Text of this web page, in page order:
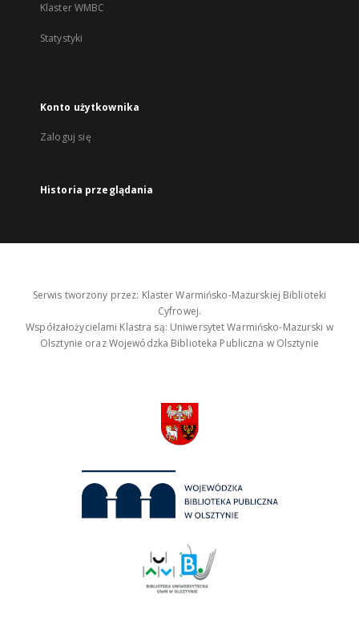
Klaster WMBC
Statystyki
Konto użytkownika
Zaloguj się
Historia przeglądania
Serwis tworzony przez: Klaster Warmińsko-Mazurskiej Biblioteki
Cyfrowej.
Współzałożycielami Klastra są: Uniwersytet Warmińsko-Mazurski w
Olsztynie oraz Wojewódzka Biblioteka Publiczna w Olsztynie